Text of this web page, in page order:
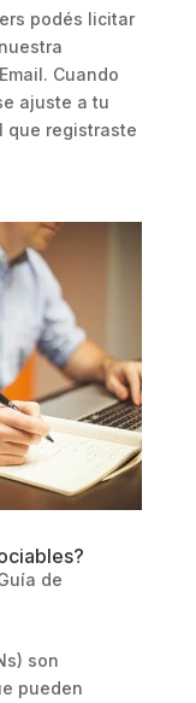
podés licitar
Cuando
ajuste a tu
que registraste
de
son
pueden